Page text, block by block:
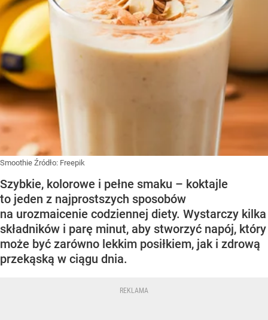
Smoothie Źródło: Freepik
Szybkie, kolorowe i pełne smaku – koktajle
to jeden z najprostszych sposobów
na urozmaicenie codziennej diety. Wystarczy kilka
składników i parę minut, aby stworzyć napój, który
może być zarówno lekkim posiłkiem, jak i zdrową
przekąską w ciągu dnia.